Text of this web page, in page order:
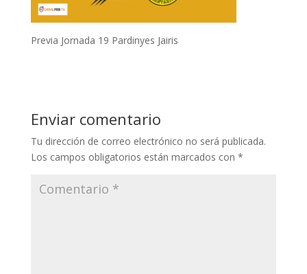
Previa Jornada 19 Pardinyes Jairis
Enviar comentario
Tu dirección de correo electrónico no será publicada.
Los campos obligatorios están marcados con *